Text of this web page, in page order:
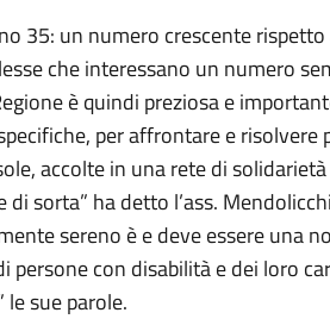
35: un numero crescente
che interessano un numero
è quindi preziosa e
per affrontare e
accolte in una rete di
sorta” ha detto l’ass.
sereno è e deve essere una
con disabilità e dei loro
sue parole.